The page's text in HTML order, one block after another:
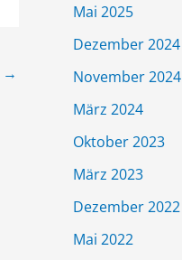
→
Mai 2025
Dezember 2024
November 2024
März 2024
Oktober 2023
März 2023
Dezember 2022
Mai 2022